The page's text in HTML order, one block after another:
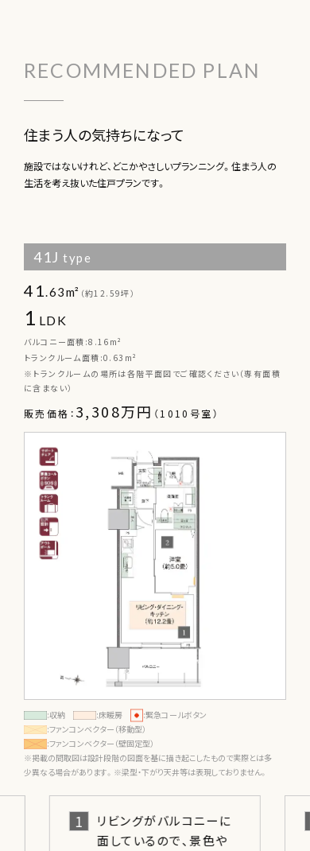
RECOMMENDED PLAN
住まう人の気持ちになって
施設ではないけれど、どこかやさしいプランニング。住まう人の
生活を考え抜いた住戸プランです。
41J type
41.63m² （約12.59坪）
1 LDK
バルコニー面積:8.16m²
トランクルーム面積:0.63m²
※トランクルームの場所は各階平面図でご確認ください（専有面積
に含まない）
販売価格： 3,308万円 （1010号室）
:収納 :床暖房
:緊急コールボタン
:ファンコンベクター（移動型）
:ファンコンベクター（壁固定型）
※掲載の間取図は設計段階の図面を基に描き起こしたもので実際とは多
少異なる場合があります。※梁型・下がり天井等は表現しておりません。
1
リビングがバルコニーに
面しているので、景色や